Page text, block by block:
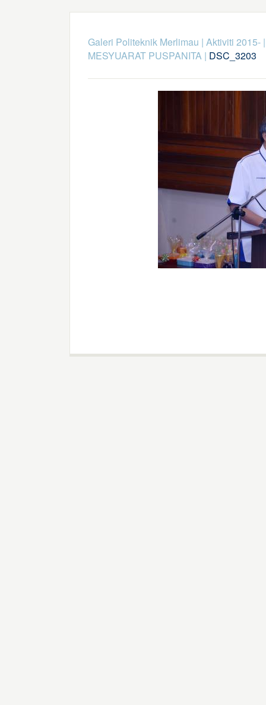
Galeri Politeknik Merlimau | Aktiviti 2015-
MESYUARAT PUSPANITA| DSC_3203